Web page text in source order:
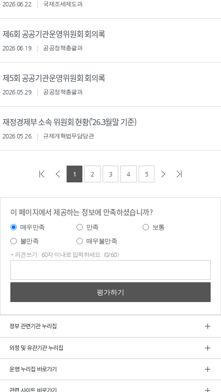
2026.06.22. 국제조세제도과
제6회 공공기관운영위원회 회의록
2026.06.19. 공공정책총괄과
제5회 공공기관운영위원회 회의록
2026.05.29. 공공정책총괄과
재정경제부 소속 위원회 현황('26.3월말 기준)
2026.05.26. 규제개혁법무담당관
1 2 3 4 5
이 페이지에서 제공하는 정보에 만족하셨습니까?
매우만족 만족
보통
불만족
매우불만족
* 의견쓰기 : 60자 이내로 입력하세요. (0/60)
정부 관련기관 누리집
외청 및 유관기관 누리집
운영 누리집 바로가기
관련 사이트 바로가기